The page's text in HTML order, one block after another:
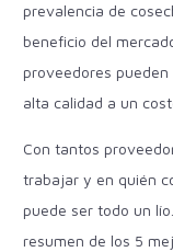
prevalencia de
beneficio del
proveedores
alta calidad a un
Con tantos
trabajar y en quién
puede ser todo un
resumen de los 5